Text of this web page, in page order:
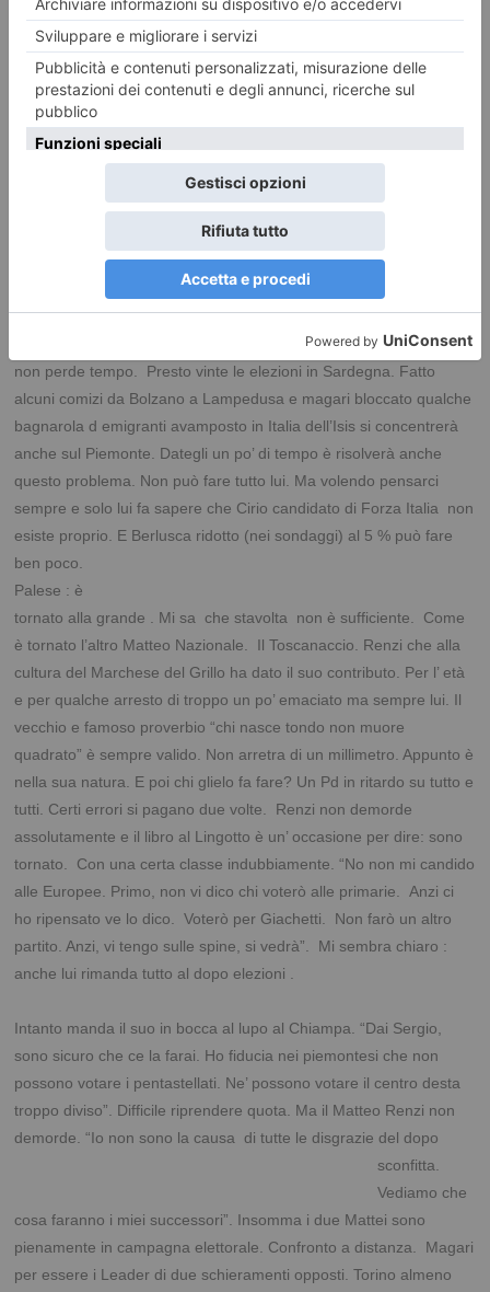
volta Giggino è stato preso in mezzo e con lui tutti i
suoi. Il nostro Fregoli sta passando la settimana in
Sardegna per la campagna elettorale.Lui è uno specialista
in questo. Lo hanno sentito parlare in sardo. Molto di più che un
dialetto. Una vera e propria lingua. Nell’Isola un voto per il 49%
pentastellato . Ora l’ arrabbiatura dei pastori sardi è sotto gli occhi
di tutti. Facile prevedere una vittoria leghista ed un ulteriore crollo
dei pentastellati. Per un po’ varrà la legge secondo la quale tutto
ciò che di negativo fa o non fa il governo è colpa di Giggino. Il
meglio se lo prende il Matteo Fregoli. Strana questa nuova legge
della politica italiana e torinese. Va in difficolta Giachino. In nome
del Si tav aveva già tutto pronto. Lista civica nel centro destra e
magari un assessorato ai Trasporti per lui. Il Capitano ( Salvini )
non perde tempo. Presto vinte le elezioni in Sardegna. Fatto
alcuni comizi da Bolzano a Lampedusa e magari bloccato qualche
bagnarola d emigranti avamposto in Italia dell’Isis si concentrerà
anche sul Piemonte. Dategli un po’ di tempo è risolverà anche
questo problema. Non può fare tutto lui. Ma volendo pensarci
sempre e solo lui fa sapere che Cirio candidato di Forza Italia non
esiste proprio. E Berlusca ridotto (nei sondaggi) al 5 % può fare
ben poco.
Palese : è
tornato alla grande . Mi sa che stavolta non è sufficiente. Come
è tornato l’altro Matteo Nazionale. Il Toscanaccio. Renzi che alla
cultura del Marchese del Grillo ha dato il suo contributo. Per l’ età
e per qualche arresto di troppo un po’ emaciato ma sempre lui. Il
vecchio e famoso proverbio “chi nasce tondo non muore
quadrato” è sempre valido. Non arretra di un millimetro. Appunto è
nella sua natura. E poi chi glielo fa fare? Un Pd in ritardo su tutto e
tutti. Certi errori si pagano due volte. Renzi non demorde
assolutamente e il libro al Lingotto è un’ occasione per dire: sono
tornato. Con una certa classe indubbiamente. “No non mi candido
alle Europee. Primo, non vi dico chi voterò alle primarie. Anzi ci
ho ripensato ve lo dico. Voterò per Giachetti. Non farò un altro
partito. Anzi, vi tengo sulle spine, si vedrà”. Mi sembra chiaro :
anche lui rimanda tutto al dopo elezioni .
Intanto manda il suo in bocca al lupo al Chiampa. “Dai Sergio,
sono sicuro che ce la farai. Ho fiducia nei piemontesi che non
possono votare i pentastellati. Ne’ possono votare il centro desta
troppo diviso”. Difficile riprendere quota. Ma il Matteo Renzi non
demorde. “Io non sono la causa di tutte ledisgrazie del dopo
sconfitta.
Vediamo che
cosa faranno i miei successori”. Insomma i due Mattei sono
pienamente in campagna elettorale. Confronto a distanza. Magari
per essere i Leader di due schieramenti opposti. Torino almeno